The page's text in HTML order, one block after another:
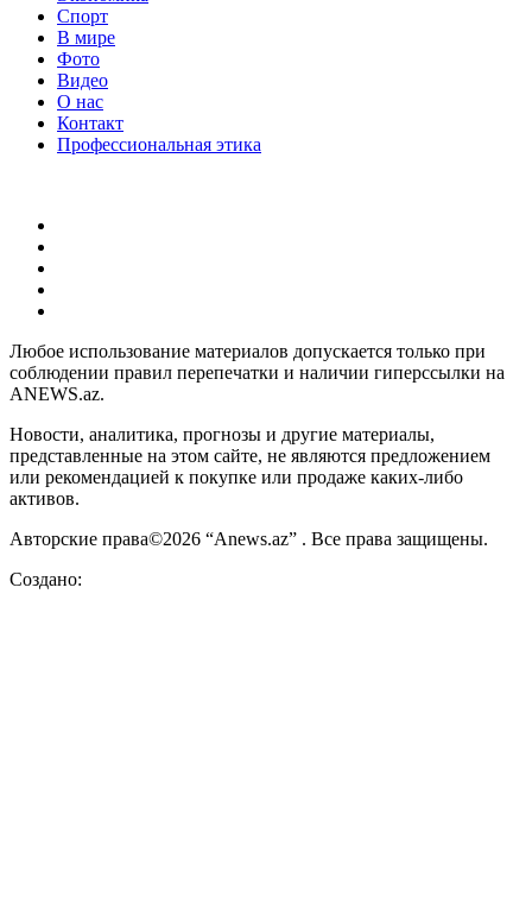
Спорт
В мире
Фото
Видео
О нас
Контакт
Профессиональная этика
Любое использование материалов допускается только при
соблюдении правил перепечатки и наличии гиперссылки на
ANEWS.az.
Новости, аналитика, прогнозы и другие материалы,
представленные на этом сайте, не являются предложением
или рекомендацией к покупке или продаже каких-либо
активов.
Авторские права©2026 “Anews.az” . Все права защищены.
Создано: